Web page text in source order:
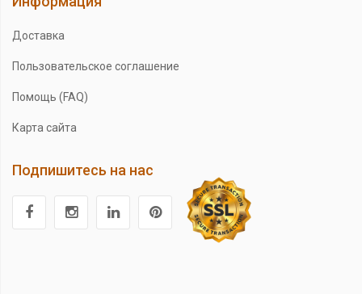
Доставка
Пользовательское соглашение
Помощь (FAQ)
Карта сайта
Подпишитесь на нас